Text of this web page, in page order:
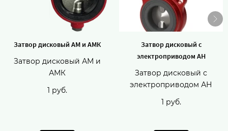
Затвор дисковый АМ и АМК
Затвор дисковый АМ и
АМК
1 руб.
Затвор дисковый с
электроприводом АН
Затвор дисковый с
электроприводом АН
1 руб.